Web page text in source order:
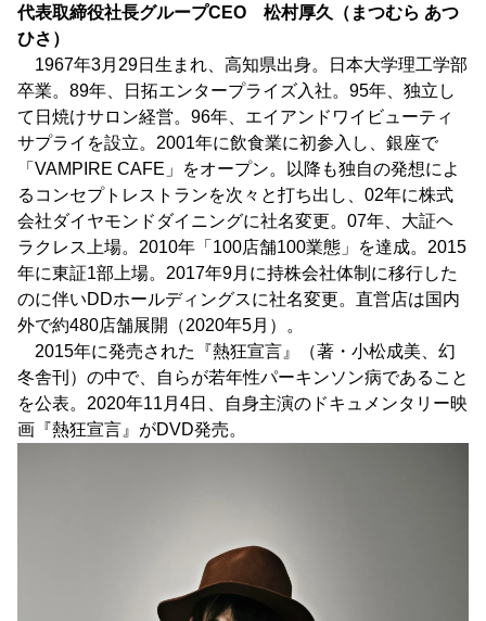
代表取締役社長グループCEO 松村厚久（まつむら あつ
ひさ）
1967年3月29日生まれ、高知県出身。日本大学理工学部
卒業。89年、日拓エンタープライズ入社。95年、独立し
て日焼けサロン経営。96年、エイアンドワイビューティ
サプライを設立。2001年に飲食業に初参入し、銀座で
「VAMPIRE CAFE」をオープン。以降も独自の発想によ
るコンセプトレストランを次々と打ち出し、02年に株式
会社ダイヤモンドダイニングに社名変更。07年、大証ヘ
ラクレス上場。2010年「100店舗100業態」を達成。2015
年に東証1部上場。2017年9月に持株会社体制に移行した
のに伴いDDホールディングスに社名変更。直営店は国内
外で約480店舗展開（2020年5月）。
2015年に発売された『熱狂宣言』（著・小松成美、幻
冬舎刊）の中で、自らが若年性パーキンソン病であること
を公表。2020年11月4日、自身主演のドキュメンタリー映
画『熱狂宣言』がDVD発売。